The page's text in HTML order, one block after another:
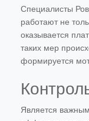
Специалисты
работают не
оказывается
таких мер
формируется
Является